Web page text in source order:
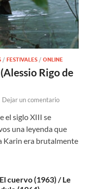
/ FESTIVALES / ONLINE
Rigo de
Dejar un comentario
el siglo XIII se
una leyenda que
Karin era brutalmente
cuervo (1963) / Le